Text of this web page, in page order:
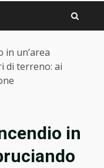
in un’area
di terreno: ai
in